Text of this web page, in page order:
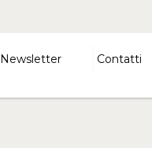
Newsletter Contatti